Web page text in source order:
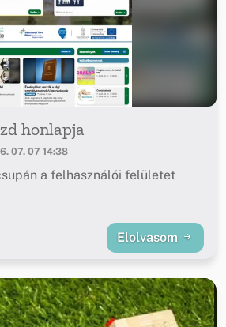
honlapja
07. 07 14:38
a felhasználói felületet
Elolvasom